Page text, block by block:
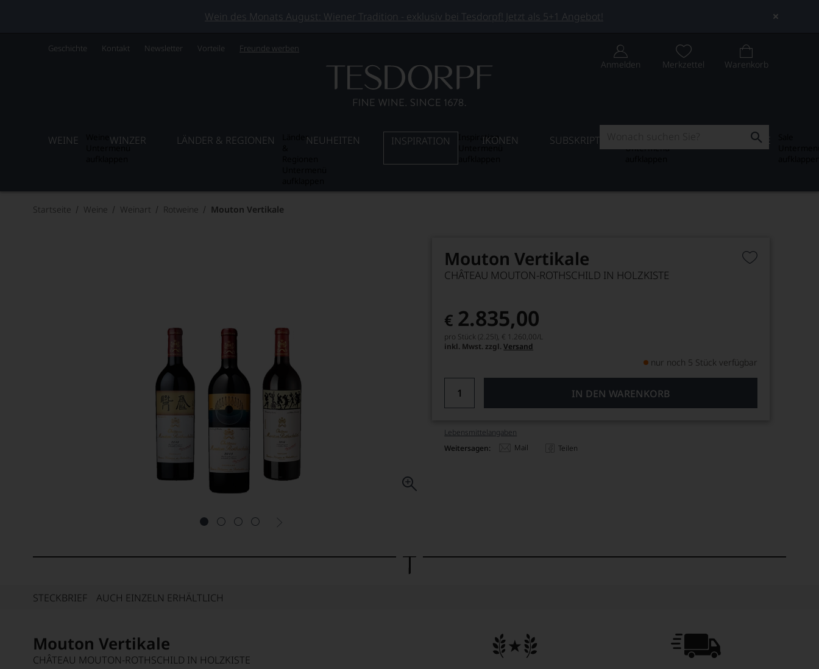
Wein des Monats August: Wiener Tradition - exklusiv bei Tesdorpf! Jetzt als 5+1 Angebot!
Geschichte Kontakt Newsletter Vorteile Freunde werben
Anmelden Merkzettel Warenkorb
WEINE WINZER LÄNDER & REGIONEN
LänderNEUHEITEN INSPIRATION
InspirationIKONEN SUBSKRIPTION
Untermenü
SALE
Startseite Weine Weinart Rotweine Mouton Vertikale
Mouton Vertikale
CHÂTEAU MOUTON-ROTHSCHILD IN HOLZKISTE
€ 2.835,00
pro Stück (2.25l), € 1.260,00/L
inkl. Mwst. zzgl.Versand
nur noch 5 Stück verfügbar
IN DEN WARENKORB
Lebensmittel­angaben
Weitersagen:
Mail Teilen
STECKBRIEF AUCH EINZELN ERHÄLTLICH
Mouton Vertikale
CHÂTEAU MOUTON-ROTHSCHILD IN HOLZKISTE